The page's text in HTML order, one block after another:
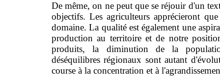
De même, on ne peut que se réjouir d'un
objectifs. Les agriculteurs apprécieront
domaine. La qualité est également une
production au territoire et de notre
produits, la diminution de la
déséquilibres régionaux sont autant
course à la concentration et à